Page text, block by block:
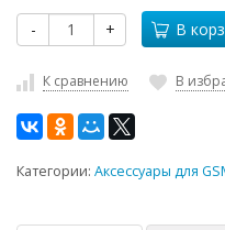
- + В
К сравнению В
Категории: Аксессуары для